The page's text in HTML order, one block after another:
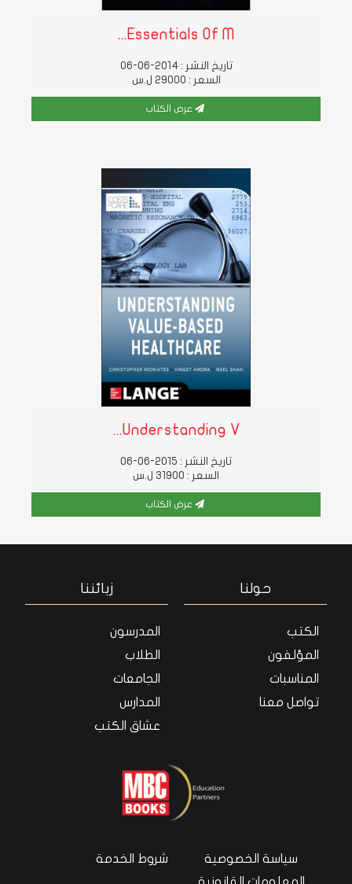
Essentials Of M...
تاريخ النشر : 2014-06-06
السعر : 29000 ل.س
عرض الكتاب
Understanding V...
تاريخ النشر : 2015-06-06
السعر : 31900 ل.س
عرض الكتاب
حولنا
الكتب
المؤلفون
المناسبات
تواصل معنا
زبائننا
المدرسون
الطلاب
الجامعات
المدارس
عشاق الكتب
سياسة الخصوصية
شروط الخدمة